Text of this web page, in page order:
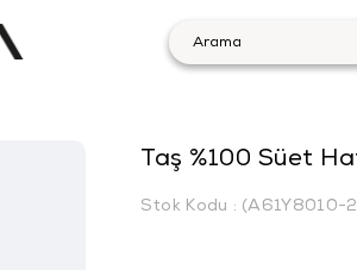
Taş %100 Süet
Stok Kodu (A61Y8010-